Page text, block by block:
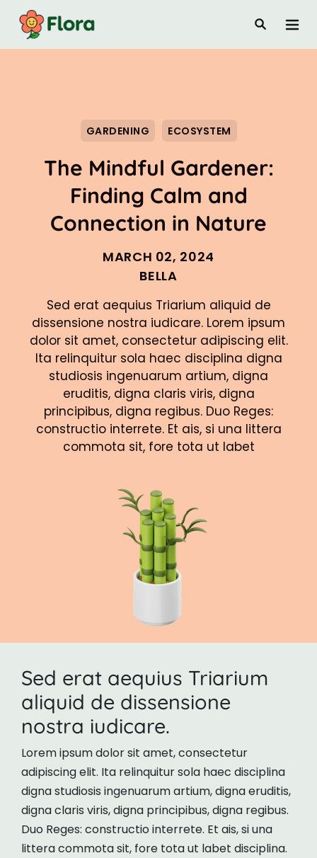
GARDENING ECOSYSTEM
The Mindful Gardener:
Finding Calm and
Connection in Nature
MARCH 02, 2024
BELLA
Sed erat aequius Triarium aliquid de
dissensione nostra iudicare. Lorem ipsum
dolor sit amet, consectetur adipiscing elit.
Ita relinquitur sola haec disciplina digna
studiosis ingenuarum artium, digna
eruditis, digna claris viris, digna
principibus, digna regibus. Duo Reges:
constructio interrete. Et ais, si una littera
commota sit, fore tota ut labet
Sed erat aequius Triarium
aliquid de dissensione
nostra iudicare.
Lorem ipsum dolor sit amet, consectetur
adipiscing elit. Ita relinquitur sola haec disciplina
digna studiosis ingenuarum artium, digna eruditis,
digna claris viris, digna principibus, digna regibus.
Duo Reges: constructio interrete. Et ais, si una
littera commota sit, fore tota ut labet disciplina.